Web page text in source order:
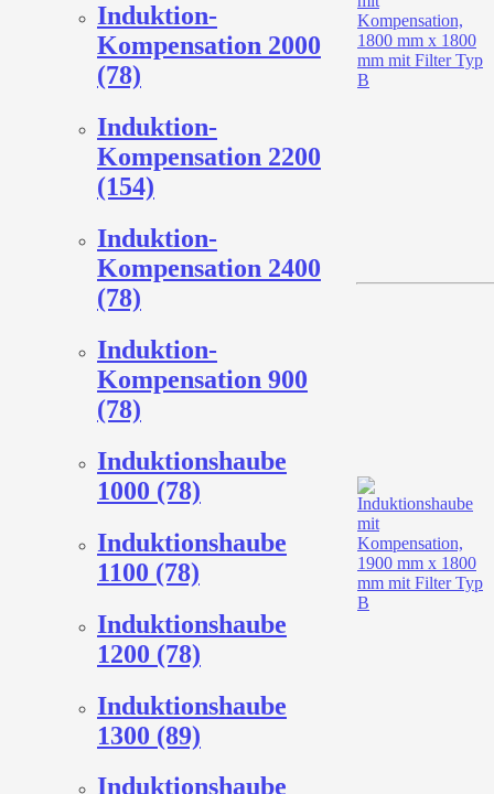
Induktion-
Kompensation 2000
(78)
Induktion-
Kompensation 2200
(154)
Induktion-
Kompensation 2400
(78)
Induktion-
Kompensation 900
(78)
Induktionshaube
1000 (78)
Induktionshaube
1100 (78)
Induktionshaube
1200 (78)
Induktionshaube
1300 (89)
Induktionshaube